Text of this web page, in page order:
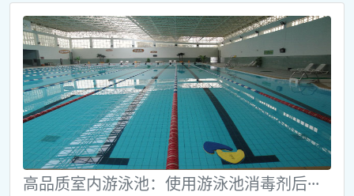
高品质室内游泳池：使用游泳池消毒剂后···